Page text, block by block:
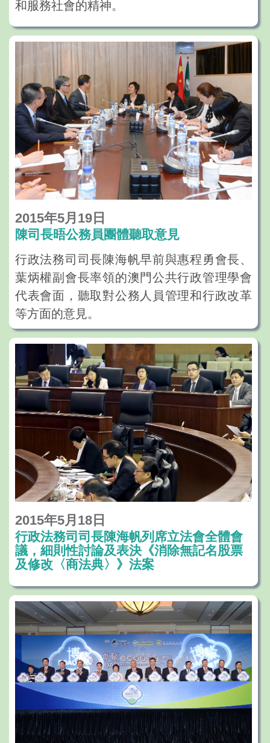
和服務社會的精神。
2015年5月19日
陳司長晤公務員團體聽取意見
行政法務司司長陳海帆早前與惠程勇會長、
葉炳權副會長率領的澳門公共行政管理學會
代表會面，聽取對公務人員管理和行政改革
等方面的意見。
2015年5月18日
行政法務司司長陳海帆列席立法會全體會
議，細則性討論及表決《消除無記名股票
及修改〈商法典〉》法案